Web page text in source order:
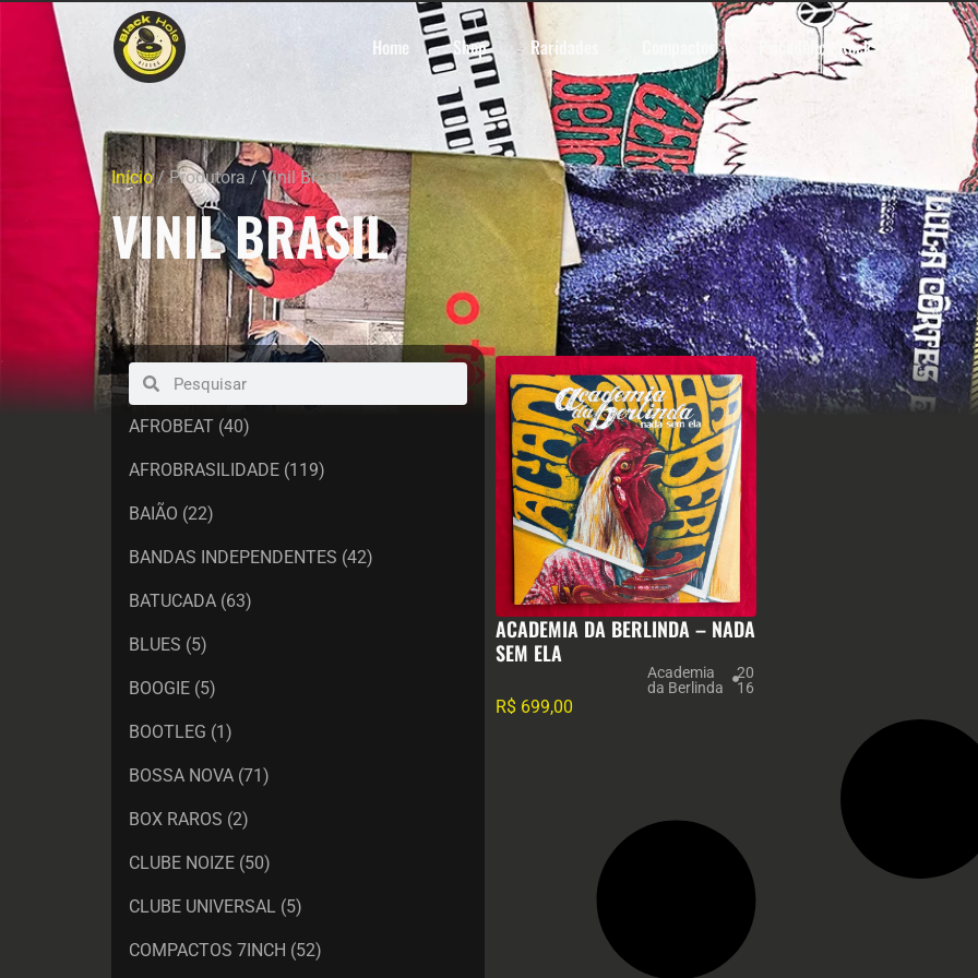
Home Shop Raridades Compactos Psicodélico Rock
Início/ Produtora / Vinil Brasil
VINIL BRASIL
AFROBEAT (40)
AFROBRASILIDADE (119)
BAIÃO (22)
BANDAS INDEPENDENTES (42)
BATUCADA (63)
BLUES (5)
BOOGIE (5)
BOOTLEG (1)
BOSSA NOVA (71)
BOX RAROS (2)
CLUBE NOIZE (50)
CLUBE UNIVERSAL (5)
COMPACTOS 7INCH (52)
ACADEMIA DA BERLINDA – NADA
SEM ELA
Academia
da Berlinda
20
16
R$ 699,00